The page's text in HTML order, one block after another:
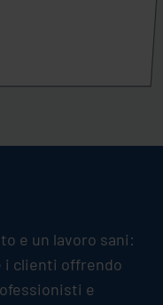
e un lavoro sani:
i clienti offrendo
e